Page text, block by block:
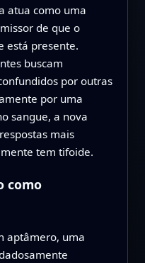
atua como uma
de que o
está presente.
buscam
por outras
por uma
sangue, a nova
mais
tem tifoide.
como
aptâmero, uma